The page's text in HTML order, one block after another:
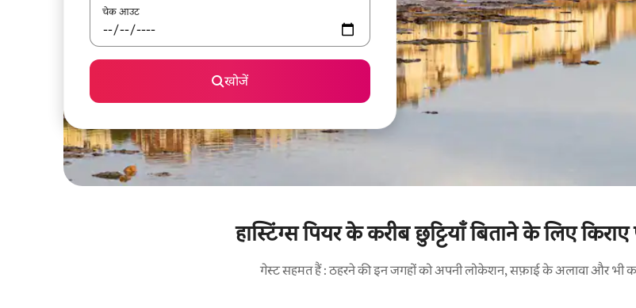
चेक आउट
खोजें
हास्टिंग्स पियर के करीब छुट्टियाँ बिताने के लिए
गेस्ट सहमत हैं : ठहरने की इन जगहों को अपनी लोकेशन, सफ़ाई के अलावा और भी